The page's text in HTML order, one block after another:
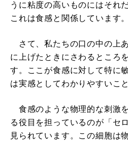
うに粘度の高いものにはそれ
これは食感と関係しています。
さて、私たちの口の中の上
に上げたときにさわるところ
す。ここが食感に対して特に
は実感としてわかりやすいこ
食感のような物理的な刺激
る役目を担っているのが「セ
見られています。この細胞は